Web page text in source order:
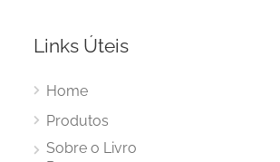
Links Úteis
Home
Produtos
Sobre o Livro